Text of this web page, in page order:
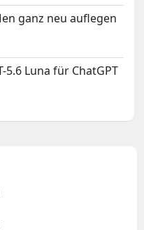
ganz neu auflegen
5.6 Luna für ChatGPT